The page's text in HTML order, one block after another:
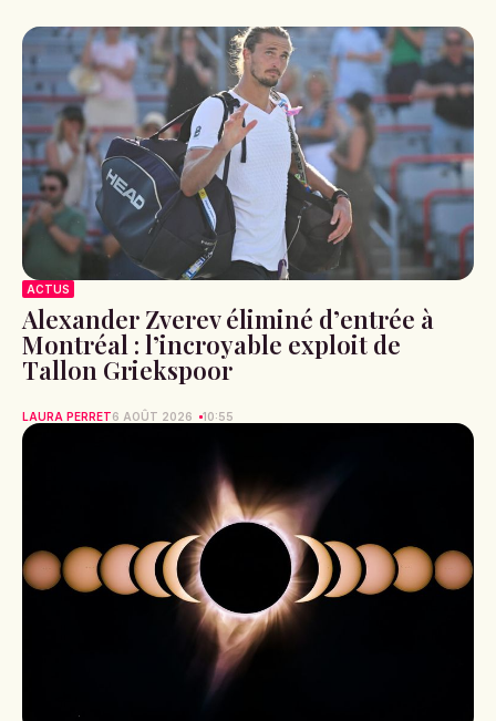
ACTUS
Alexander Zverev éliminé d’entrée à
Montréal : l’incroyable exploit de
Tallon Griekspoor
LAURA PERRET6 AOÛT 2026 10:55